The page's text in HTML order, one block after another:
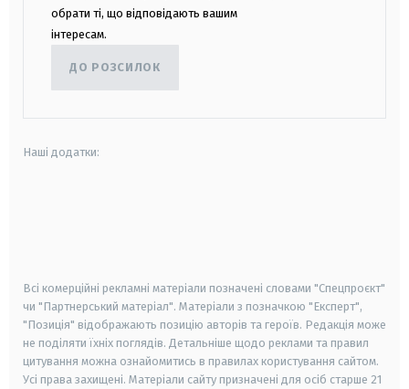
обрати ті, що відповідають вашим
інтересам.
ДО РОЗСИЛОК
Наші додатки:
Всі комерційні рекламні матеріали позначені словами "Спецпроєкт"
чи "Партнерський матеріал". Матеріали з позначкою "Експерт",
"Позиція" відображають позицію авторів та героїв. Редакція може
не поділяти їхніх поглядів. Детальніше щодо реклами та правил
цитування можна ознайомитись в правилах користування сайтом.
Усі права захищені. Матеріали сайту призначені для осіб старше 21